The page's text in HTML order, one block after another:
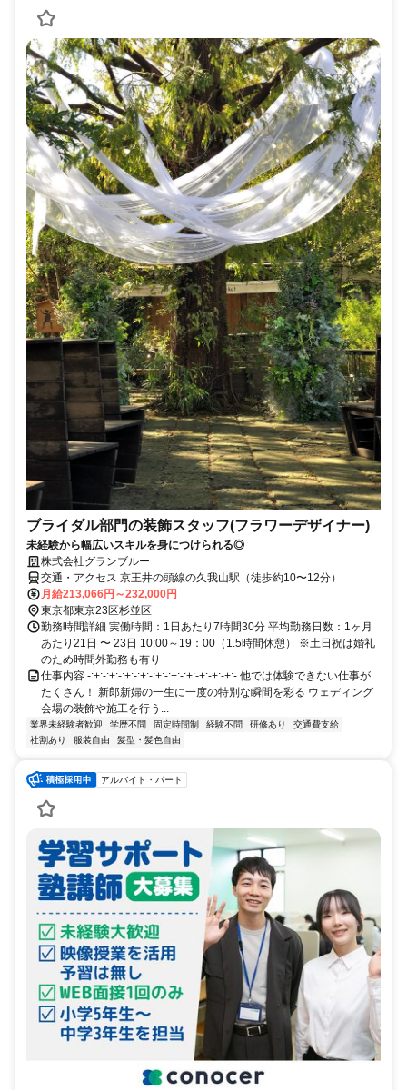
ブライダル部門の装飾スタッフ(フラワーデザイナー)
未経験から幅広いスキルを身につけられる◎
株式会社グランブルー
交通・アクセス 京王井の頭線の久我山駅（徒歩約10〜12分）
月給213,066円～232,000円
東京都東京23区杉並区
勤務時間詳細 実働時間：1日あたり7時間30分 平均勤務日数：1ヶ月
あたり21日 〜 23日 10:00～19：00（1.5時間休憩） ※土日祝は婚礼
のため時間外勤務も有り
仕事内容 -:+:-:+:-:+:-:+:-:+:-:+:-:+:-+:-+:-+:- 他では体験できない仕事が
たくさん！ 新郎新婦の一生に一度の特別な瞬間を彩る ウェディング
会場の装飾や施工を行う...
業界未経験者歓迎 学歴不問 固定時間制 経験不問 研修あり
交通費支給
社割あり
服装自由 髪型・髪色自由
アルバイト・パート